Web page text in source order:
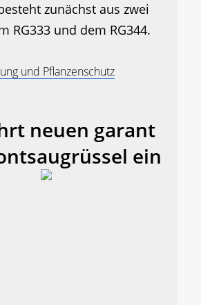
zunächst aus zwei
RG333 und dem RG344.
und Pflanzenschutz
neuen garant
ein